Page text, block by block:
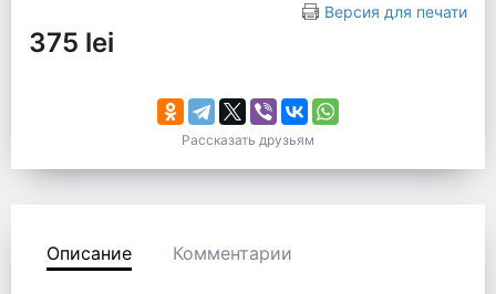
Версия для печати
375 lei
Рассказать друзьям
Описание Комментарии